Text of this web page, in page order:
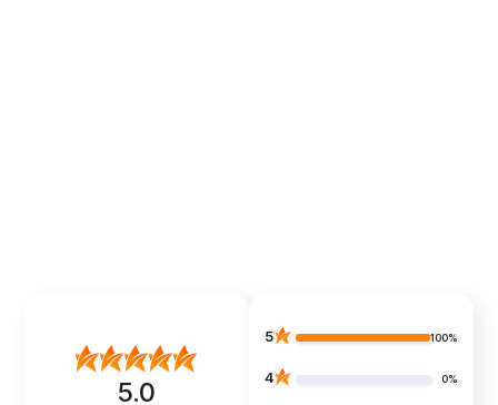
5.0
5 100%
4 0%